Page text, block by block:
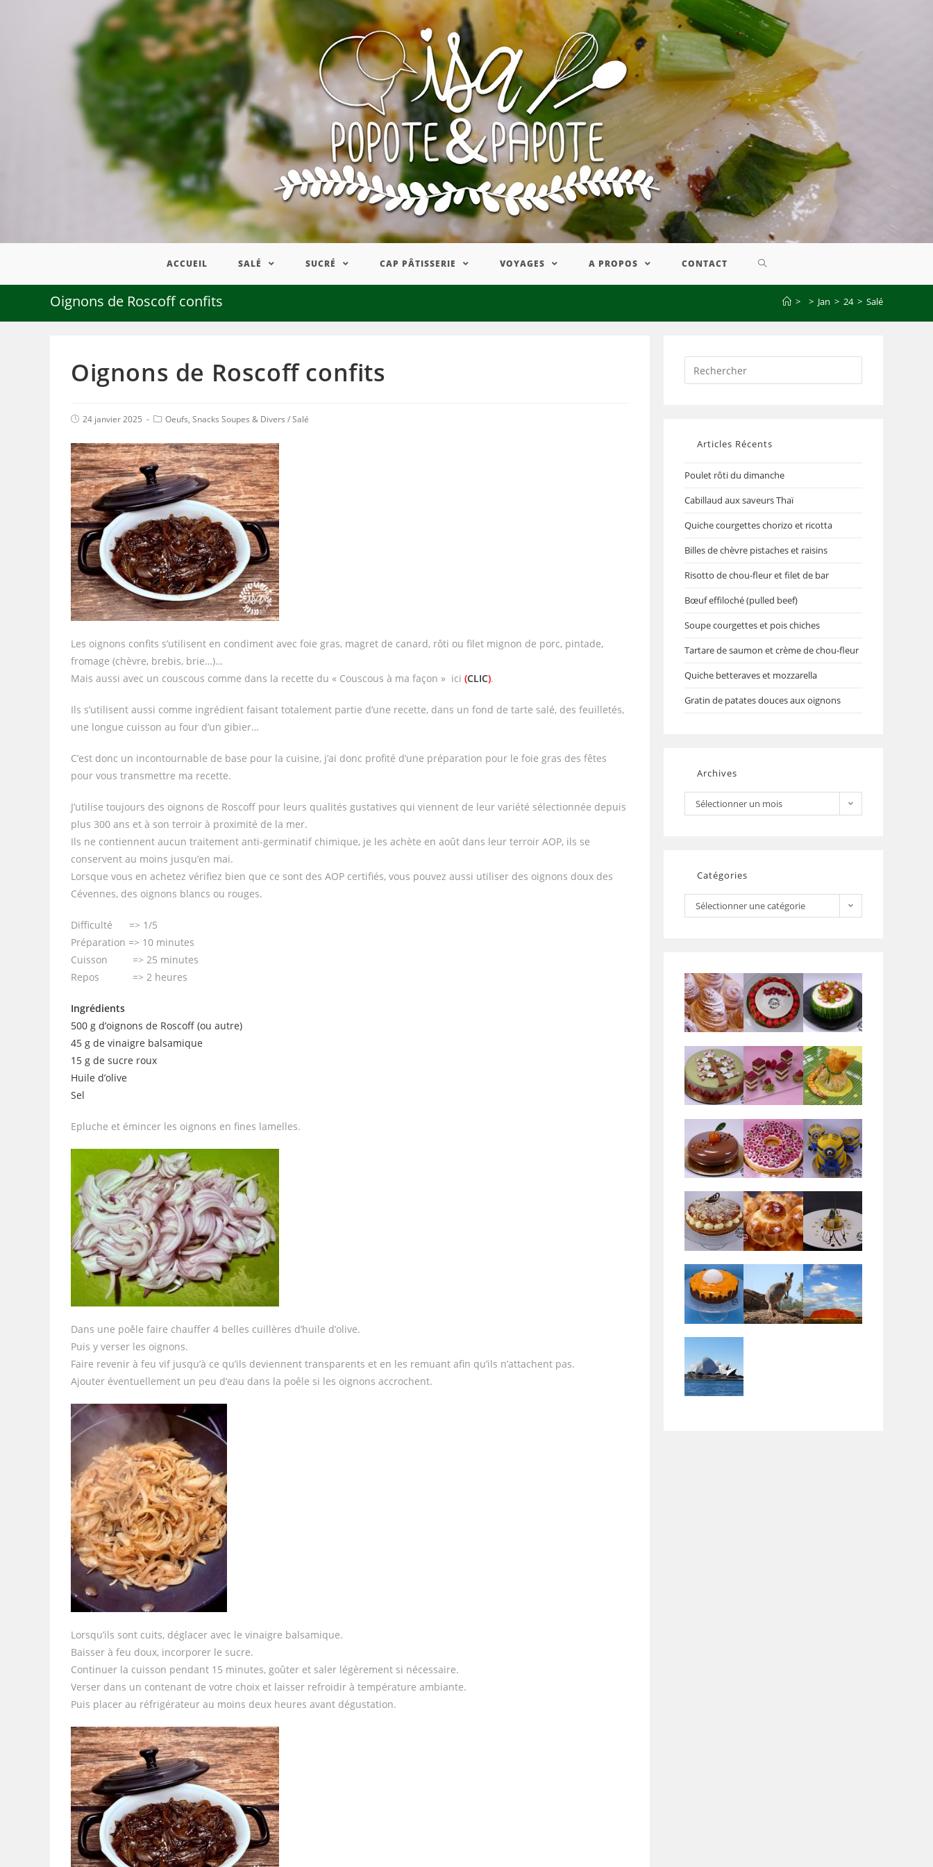
ACCUEIL SALÉ SUCRÉ CAP PÂTISSERIE VOYAGES A PROPOS CONTACT
Oignons de Roscoff confits > > Jan > 24 > Salé
Oignons de Roscoff confits
24 janvier 2025 Oeufs, Snacks Soupes & Divers /Salé
Les oignons confits s’utilisent en condiment avec foie gras, magret de canard, rôti ou filet mignon de porc, pintade,
fromage (chèvre, brebis, brie…)…
Mais aussi avec un couscous comme dans la recette du « Couscous à ma façon » ici (CLIC).
Ils s’utilisent aussi comme ingrédient faisant totalement partie d’une recette, dans un fond de tarte salé, des feuilletés,
une longue cuisson au four d’un gibier…
C’est donc un incontournable de base pour la cuisine, j’ai donc profité d’une préparation pour le foie gras des fêtes
pour vous transmettre ma recette.
J’utilise toujours des oignons de Roscoff pour leurs qualités gustatives qui viennent de leur variété sélectionnée depuis
plus 300 ans et à son terroir à proximité de la mer.
Ils ne contiennent aucun traitement anti-germinatif chimique, je les achète en août dans leur terroir AOP, ils se
conservent au moins jusqu’en mai.
Lorsque vous en achetez vérifiez bien que ce sont des AOP certifiés, vous pouvez aussi utiliser des oignons doux des
Cévennes, des oignons blancs ou rouges.
Difficulté => 1/5
Préparation => 10 minutes
Cuisson => 25 minutes
Repos => 2 heures
Ingrédients
500 g d’oignons de Roscoff (ou autre)
45 g de vinaigre balsamique
15 g de sucre roux
Huile d’olive
Sel
Epluche et émincer les oignons en fines lamelles.
Dans une poêle faire chauffer 4 belles cuillères d’huile d’olive.
Puis y verser les oignons.
Faire revenir à feu vif jusqu’à ce qu’ils deviennent transparents et en les remuant afin qu’ils n’attachent pas.
Ajouter éventuellement un peu d’eau dans la poêle si les oignons accrochent.
Lorsqu’ils sont cuits, déglacer avec le vinaigre balsamique.
Baisser à feu doux, incorporer le sucre.
Continuer la cuisson pendant 15 minutes, goûter et saler légèrement si nécessaire.
Verser dans un contenant de votre choix et laisser refroidir à température ambiante.
Puis placer au réfrigérateur au moins deux heures avant dégustation.
Articles Récents
Poulet rôti du dimanche
Cabillaud aux saveurs Thaï
Quiche courgettes chorizo et ricotta
Billes de chèvre pistaches et raisins
Risotto de chou-fleur et filet de bar
Bœuf effiloché (pulled beef)
Soupe courgettes et pois chiches
Tartare de saumon et crème de chou-fleur
Quiche betteraves et mozzarella
Gratin de patates douces aux oignons
Archives
Sélectionner un mois
Catégories
Sélectionner une catégorie